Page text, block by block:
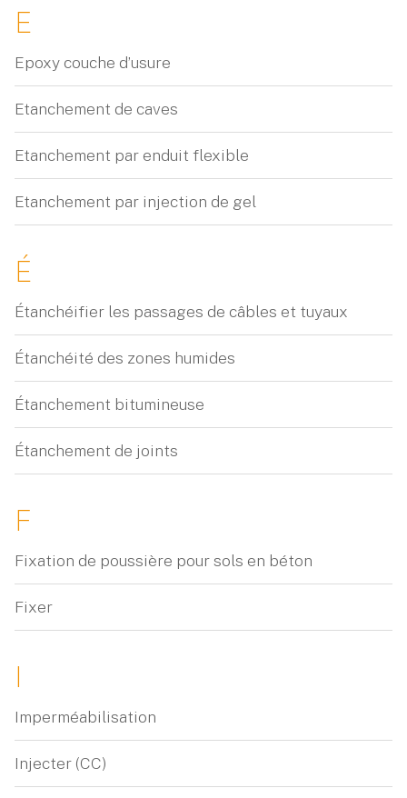
E
Epoxy couche d’usure
Etanchement de caves
Etanchement par enduit flexible
Etanchement par injection de gel
É
Étanchéifier les passages de câbles et tuyaux
Étanchéité des zones humides
Étanchement bitumineuse
Étanchement de joints
F
Fixation de poussière pour sols en béton
Fixer
I
Imperméabilisation
Injecter (CC)